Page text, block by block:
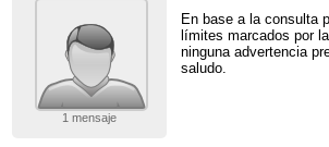
1 mensaje
En base a la consulta
límites marcados por
ninguna advertencia
saludo.